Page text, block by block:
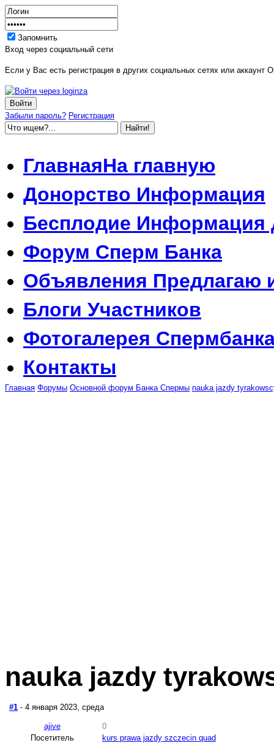
Запомнить
Вход через социальный сети
Если у Вас есть регистрация в других социальных сетях или аккаунт
Забыли пароль? Регистрация
ГлавнаяНа главную
Донорство Информация
Бесплодие Информация
Форум Сперм Банка
Объявления Предлагаю
Блоги Участников
Фотогалерея
Контакты
Главная Форумы Основной форум Банка Спермы nauka jazdy
nauka jazdy
#1 - 4 января 2023, среда
ajive
Посетитель
0
kurs prawa jazdy szczecin quad